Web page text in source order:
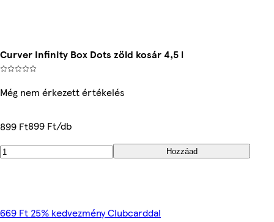
Curver Infinity Box Dots zöld kosár 4,5 l
Még nem érkezett értékelés
899 Ft899 Ft/db
Hozzáad
669 Ft 25% kedvezmény Clubcarddal